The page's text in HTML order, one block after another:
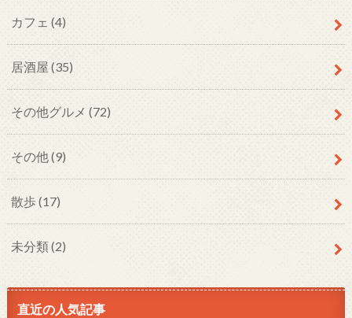
カフェ (4)
居酒屋 (35)
その他グルメ (72)
その他(9)
散歩(17)
未分類(2)
直近の人気記事